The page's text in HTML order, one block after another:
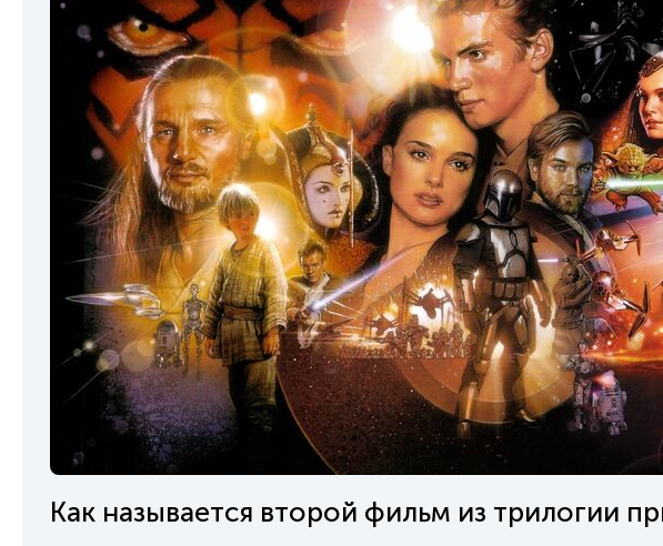
Как называется второй фильм из трилогии